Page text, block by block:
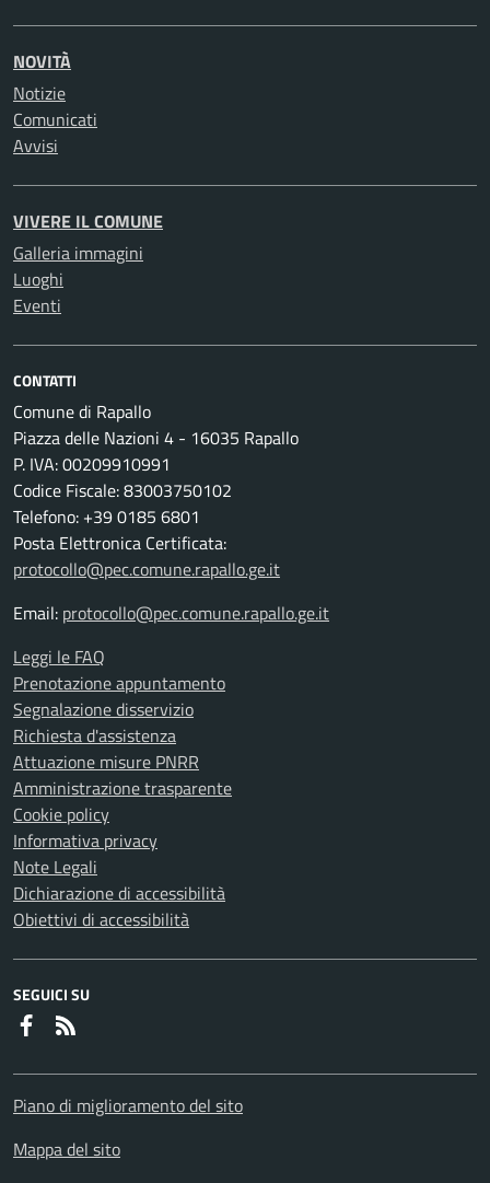
NOVITÀ
Notizie
Comunicati
Avvisi
VIVERE IL COMUNE
Galleria immagini
Luoghi
Eventi
CONTATTI
Comune di Rapallo
Piazza delle Nazioni 4 - 16035 Rapallo
P. IVA: 00209910991
Codice Fiscale: 83003750102
Telefono: +39 0185 6801
Posta Elettronica Certificata:
protocollo@pec.comune.rapallo.ge.it
Email: protocollo@pec.comune.rapallo.ge.it
Leggi le FAQ
Prenotazione appuntamento
Segnalazione disservizio
Richiesta d'assistenza
Attuazione misure PNRR
Amministrazione trasparente
Cookie policy
Informativa privacy
Note Legali
Dichiarazione di accessibilità
Obiettivi di accessibilità
SEGUICI SU
Faceboook
Piano di miglioramento del sito
Mappa del sito